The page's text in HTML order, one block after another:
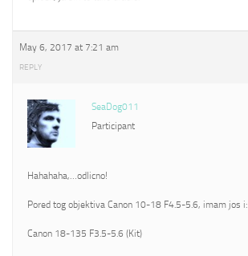
May 6, 2017 at 7:21 am
REPLY
SeaDog011
Participant
Hahahaha,…odlicno!
Pored tog objektiva Canon 10-18 F4.5-5.6, imam jos i:
Canon 18-135 F3.5-5.6 (Kit)